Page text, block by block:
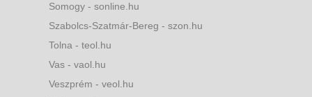
Somogy - sonline.hu
Szabolcs-Szatmár-Bereg - szon.hu
Tolna - teol.hu
Vas - vaol.hu
Veszprém - veol.hu